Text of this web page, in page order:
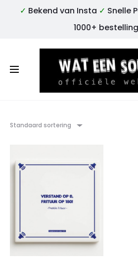
✓ Bekend van Insta ✓ Snelle
1000+
Standaard sortering